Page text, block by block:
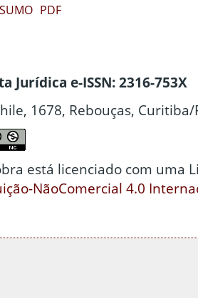
PDF
Jurídica e-ISSN: 2316-753X
1678, Rebouças, Curitiba/
está licenciado com uma
NãoComercial 4.0